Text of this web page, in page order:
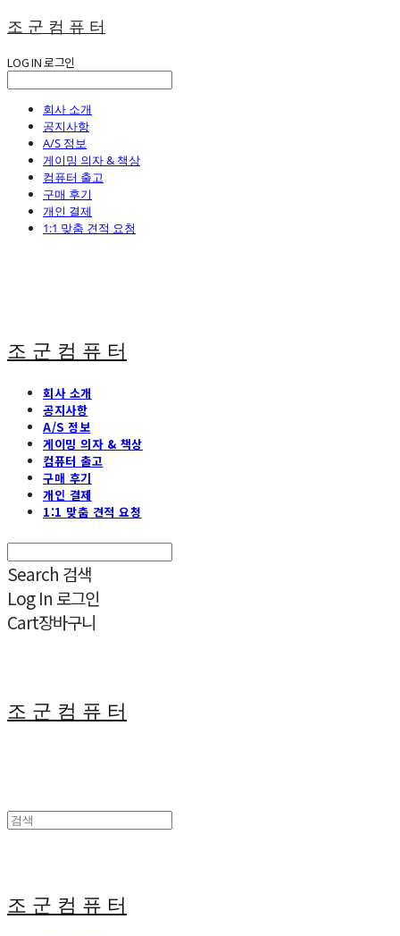
조 군 컴 퓨 터
LOG IN로그인
회사 소개
공지사항
A/S 정보
게이밍 의자 & 책상
컴퓨터 출고
구매 후기
개인 결제
1:1 맞춤 견적 요청
조 군 컴 퓨 터
회사 소개
공지사항
A/S 정보
게이밍 의자 & 책상
컴퓨터 출고
구매 후기
개인 결제
1:1 맞춤 견적 요청
Search 검색
Log In 로그인
Cart장바구니
조 군 컴 퓨 터
조 군 컴 퓨 터